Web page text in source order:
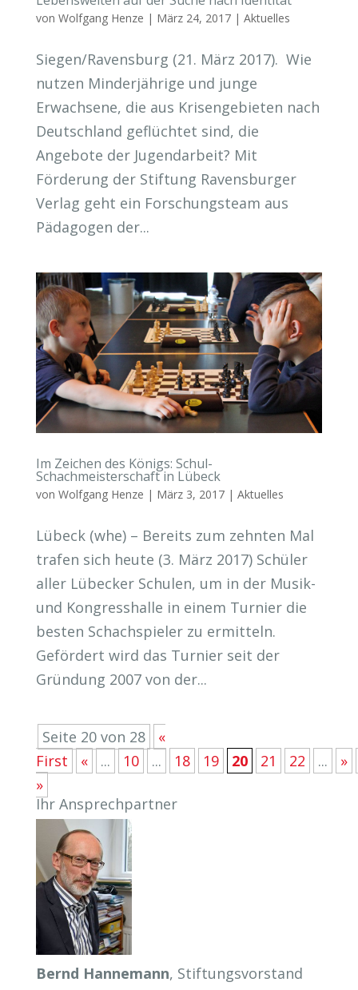
von Wolfgang Henze | März 24, 2017| Aktuelles
Siegen/Ravensburg (21. März 2017). Wie
nutzen Minderjährige und junge
Erwachsene, die aus Krisengebieten nach
Deutschland geflüchtet sind, die
Angebote der Jugendarbeit? Mit
Förderung der Stiftung Ravensburger
Verlag geht ein Forschungsteam aus
Pädagogen der...
Im Zeichen des Königs: Schul-
Schachmeisterschaft in Lübeck
von Wolfgang Henze | März 3, 2017| Aktuelles
Lübeck (whe) – Bereits zum zehnten Mal
trafen sich heute (3. März 2017) Schüler
aller Lübecker Schulen, um in der Musik-
und Kongresshalle in einem Turnier die
besten Schachspieler zu ermitteln.
Gefördert wird das Turnier seit der
Gründung 2007 von der...
Seite 20 von 28
«
First
« ... 10 ... 18 19 20 21 22 ...
»
»
Ihr Ansprechpartner
Bernd Hannemann, Stiftungsvorstand